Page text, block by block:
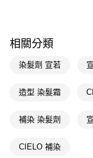
AFTEE先享後付
相關說明
AFTEE先享後付是「
便利好安心！
２．便利：只要手機號
【「AFTEE先享後付」
運送方式
每筆NT$65，滿
相關分類
染髮劑 宣若
造型 染髮霜
補染 染髮劑
CIELO 補染